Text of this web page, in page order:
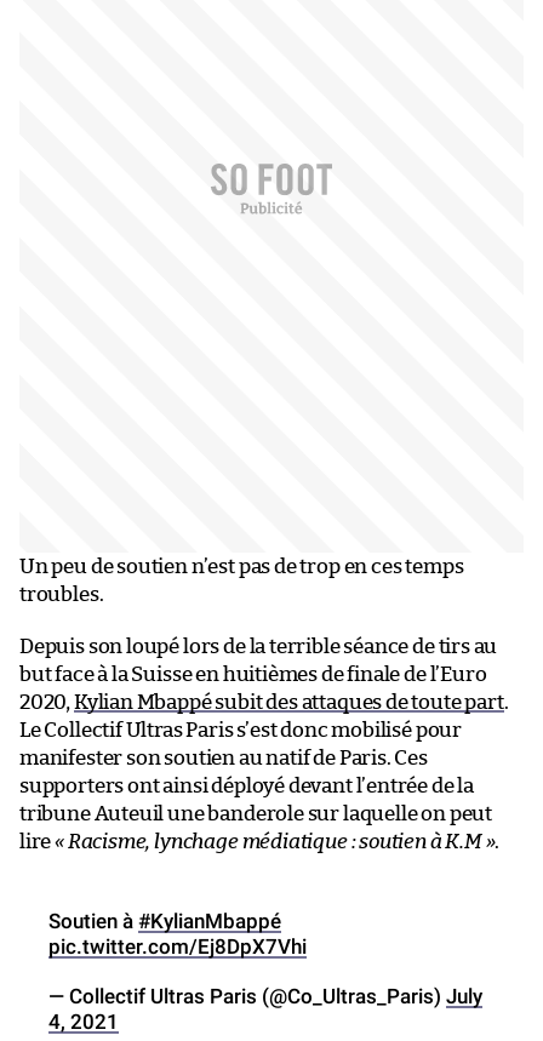
Un peu de soutien n’est pas de trop en ces temps
troubles.
Depuis son loupé lors de la terrible séance de tirs au
but face à la Suisse en huitièmes de finale de l’Euro
2020, Kylian Mbappé subit des attaques de toute part.
Le Collectif Ultras Paris s’est donc mobilisé pour
manifester son soutien au natif de Paris. Ces
supporters ont ainsi déployé devant l’entrée de la
tribune Auteuil une banderole sur laquelle on peut
lire« Racisme, lynchage médiatique : soutien à K.M ».
Soutien à #KylianMbappé
pic.twitter.com/Ej8DpX7Vhi
— Collectif Ultras Paris (@Co_Ultras_Paris) July
4, 2021